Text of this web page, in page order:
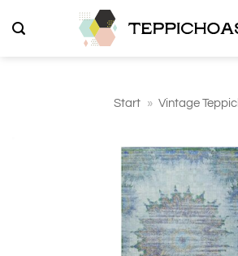
Inhalt
Start » Vintage